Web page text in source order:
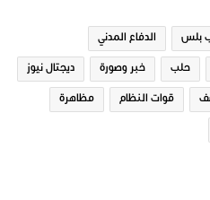
بلس الدفاع المدني
حلب خبر وصورة ديجتال نيوز
قوات النظام مظاهرة